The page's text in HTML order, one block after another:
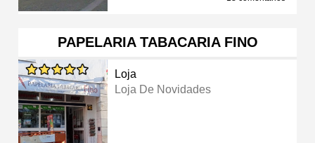
PAPELARIA TABACARIA FINO
Loja
Loja De Novidades